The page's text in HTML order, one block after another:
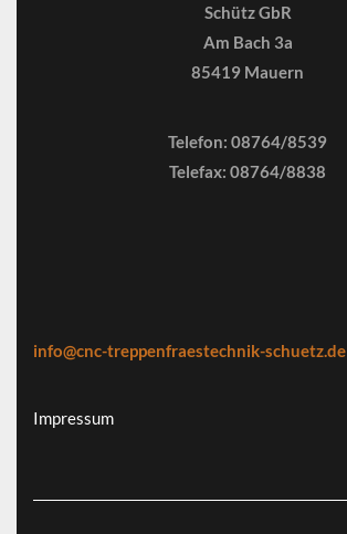
Schütz GbR
Am Bach 3a
85419 Mauern
Telefon: 08764/8539
Telefax: 08764/8838
info@cnc-treppenfraestechnik-schuetz.de
Impressum